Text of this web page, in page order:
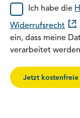
und
Ich habe die
Widerrufsrecht
ein, dass meine
verarbeitet
Jetzt kostenfreie